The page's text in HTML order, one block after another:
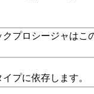
プロシージャはこ
プに依存します。